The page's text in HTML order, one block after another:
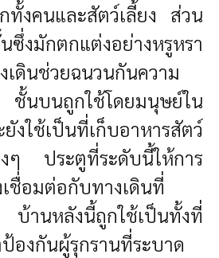
ทั้งคนและสัตว์เลี้ยง ส่วน
ซึ่งมักตกแต่งอย่างหรูหรา
ดินช่วยฉนวนกันความ
ชั้นบนถูกใช้โดยมนุษย์ใน
งใช้เป็นที่เก็บอาหารสัตว์
งๆ ประตูที่ระดับนี้ให้การ
ชื่อมต่อกับทางเดินที่
บ้านหลังนี้ถูกใช้เป็นทั้งที่
องกันผู้รุกรานที่ระบาด